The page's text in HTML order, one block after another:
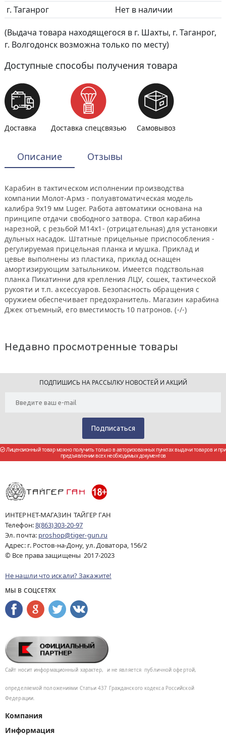
г. Таганрог
Нет в наличии
(Выдача товара находящегося в г. Шахты, г. Таганрог,
г. Волгодонск возможна только по месту)
Доступные способы получения товара
Доставка Доставка спецсвязью Самовывоз
Описание Отзывы
Карабин в тактическом исполнении производства
компании Молот-Армз - полуавтоматическая модель
калибра 9х19 мм Luger. Работа автоматики основана на
принципе отдачи свободного затвора. Ствол карабина
нарезной, с резьбой М14х1- (отрицательная) для установки
дульных насадок. Штатные прицельные приспособления -
регулируемая прицельная планка и мушка. Приклад и
цевье выполнены из пластика, приклад оснащен
амортизирующим затыльником. Имеется подствольная
планка Пикатинни для крепления ЛЦУ, сошек, тактической
рукояти и т.п. аксессуаров. Безопасность обращения с
оружием обеспечивает предохранитель. Магазин карабина
Джек отъемный, его вместимость 10 патронов. (-/-)
Недавно просмотренные товары
ПОДПИШИСЬ НА РАССЫЛКУ НОВОСТЕЙ И АКЦИЙ
Лицензионный товар можно получить только в авторизованных пунктах выдачи товаров и при
предъявлении всех необходимых документов
ИНТЕРНЕТ-МАГАЗИН ТАЙГЕР ГАН
Телефон:8(863)303-20-97
Эл. почта: proshop@tiger-gun.ru
Адрес: г. Ростов-на-Дону, ул. Доватора, 156/2
© Все права защищены 2017-2023
Не нашли что искали? Закажите!
МЫ В СОЦСЕТЯХ
Сайт носит информационный характер, и не является публичной офертой,
определяемой положениями Статьи 437 Гражданского кодекса Российской
Федерации.
Компания
Информация